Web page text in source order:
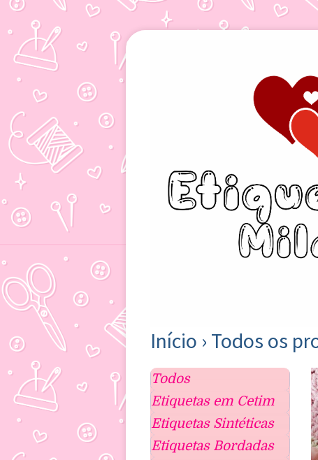
Início › Todos os
Todos
Etiquetas em Cetim
Etiquetas Sintéticas
Etiquetas Bordadas